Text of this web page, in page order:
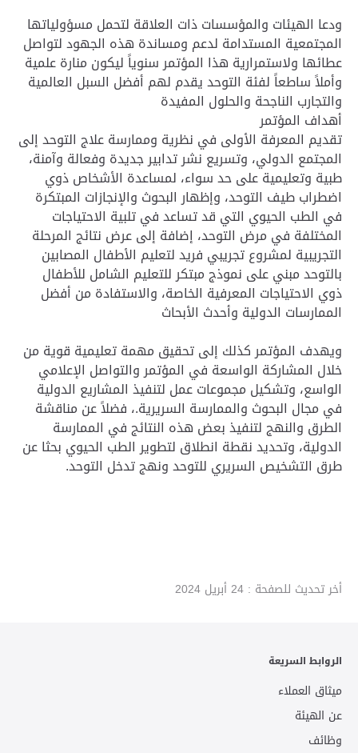
ودعا الهيئات والمؤسسات ذات العلاقة لتحمل مسؤولياتها
المجتمعية المستدامة لدعم ومساندة هذه الجهود لتواصل
عطائها ولاستمرارية هذا المؤتمر سنوياً ليكون منارة علمية
وأملاً ساطعاً لفئة التوحد يقدم لهم أفضل السبل العالمية
والتجارب الناجحة والحلول المفيدة
أهداف المؤتمر
تقديم المعرفة الأولى في نظرية وممارسة علاج التوحد إلى
المجتمع الدولي، وتسريع نشر تدابير جديدة وفعالة وآمنة،
طبية وتعليمية على حد سواء، لمساعدة الأشخاص ذوي
اضطراب طيف التوحد، وإظهار البحوث والإنجازات المبتكرة
في الطب الحيوي التي قد تساعد في تلبية الاحتياجات
المختلفة في مرض التوحد، إضافة إلى عرض نتائج المرحلة
التجريبية لمشروع تجريبي فريد لتعليم الأطفال المصابين
بالتوحد مبني على نموذج مبتكر للتعليم الشامل للأطفال
ذوي الاحتياجات المعرفية الخاصة، والاستفادة من أفضل
الممارسات الدولية وأحدث الأبحاث
ويهدف المؤتمر كذلك إلى تحقيق مهمة تعليمية قوية من
خلال المشاركة الواسعة في المؤتمر والتواصل الإعلامي
الواسع، وتشكيل مجموعات عمل لتنفيذ المشاريع الدولية
في مجال البحوث والممارسة السريرية.، فضلاً عن مناقشة
الطرق والنهج لتنفيذ بعض هذه النتائج في الممارسة
الدولية، وتحديد نقطة انطلاق لتطوير الطب الحيوي بحثا عن
طرق التشخيص السريري للتوحد ونهج تدخل التوحد.
أخر تحديث للصفحة : 24 أبريل 2024
الروابط السريعة
ميثاق العملاء
عن الهيئة
وظائف